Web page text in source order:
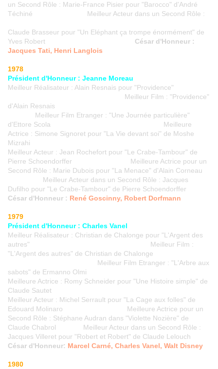
un Second Rôle : Marie-France Pisier pour "Barocco" d'André
Téchiné Meilleur Acteur dans un Second Rôle :
Claude Brasseur pour "Un Eléphant ça trompe énormément" de
Yves Robert César d'Honneur :
Jacques Tati, Henri Langlois
1978
Président d'Honneur : Jeanne Moreau
Meilleur Réalisateur : Alain Resnais pour "Providence"
Meilleur Film : "Providence"
d'Alain Resnais
Meilleur Film Etranger : "Une Journée particulière"
d'Ettore Scola Meilleure
Actrice : Simone Signoret pour "La Vie devant soi" de Moshe
Mizrahi
Meilleur Acteur : Jean Rochefort pour "Le Crabe-Tambour" de
Pierre Schoendorffer Meilleure Actrice pour un
Second Rôle : Marie Dubois pour "La Menace" d'Alain Corneau
Meilleur Acteur dans un Second Rôle : Jacques
Dufilho pour "Le Crabe-Tambour" de Pierre Schoendorffer
César d'Honneur : René Goscinny, Robert Dorfmann
1979
Président d'Honneur : Charles Vanel
Meilleur Réalisateur : Christian de Chalonge pour "L'Argent des
autres" Meilleur Film :
"L'Argent des autres" de Christian de Chalonge
Meilleur Film Etranger : "L'Arbre aux
sabots" de Ermanno Olmi
Meilleure Actrice : Romy Schneider pour "Une Histoire simple" de
Claude Sautet
Meilleur Acteur : Michel Serrault pour "La Cage aux folles" de
Edouard Molinaro Meilleure Actrice pour un
Second Rôle : Stéphane Audran dans "Violette Nozière" de
Claude Chabrol Meilleur Acteur dans un Second Rôle :
Jacques Villeret pour "Robert et Robert" de Claude Lelouch
César d'Honneur: Marcel Carné, Charles Vanel, Walt Disney
1980